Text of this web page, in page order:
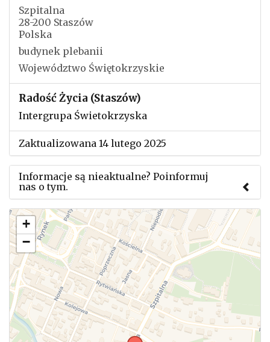
Szpitalna
28-200 Staszów
Polska
budynek plebanii
Województwo Świętokrzyskie
Radość Życia (Staszów)
Intergrupa Świetokrzyska
Zaktualizowana 14 lutego 2025
Informacje są nieaktualne? Poinformuj
nas o tym.
Użyj tego formularza aby przesłać informację o
zmianach w powyższym mityngu.
+
−